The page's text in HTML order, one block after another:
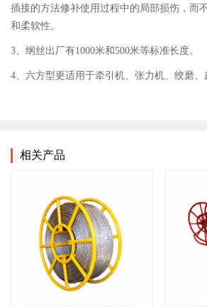
插接的方法修补使用过程中的局部损伤，而
和柔软性。
3、纲丝出厂有1000米和500米等标准长度。
4、六方型更适用于牵引机、张力机、绞磨、
相关产品